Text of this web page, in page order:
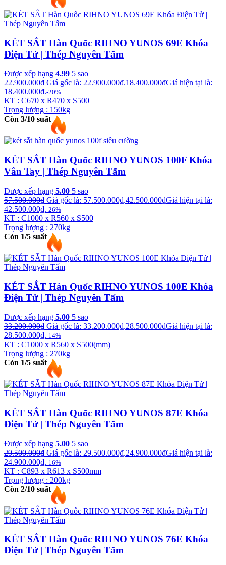
KÉT SẮT Hàn Quốc RIHNO YUNOS 69E Khóa
Điện Tử | Thép Nguyên Tấm
Được xếp hạng 4.99 5 sao
22.900.000₫ Giá gốc là: 22.900.000₫.18.400.000₫Giá hiện tại là:
18.400.000₫.-20%
KT : C670 x R470 x S500
Trọng lượng : 150kg
Còn 3/10 suất
KÉT SẮT Hàn Quốc RIHNO YUNOS 100F Khóa
Vân Tay | Thép Nguyên Tấm
Được xếp hạng 5.00 5 sao
57.500.000₫ Giá gốc là: 57.500.000₫.42.500.000₫Giá hiện tại là:
42.500.000₫.-26%
KT : C1000 x R560 x S500
Trọng lượng : 270kg
Còn 1/5 suất
KÉT SẮT Hàn Quốc RIHNO YUNOS 100E Khóa
Điện Tử | Thép Nguyên Tấm
Được xếp hạng 5.00 5 sao
33.200.000₫ Giá gốc là: 33.200.000₫.28.500.000₫Giá hiện tại là:
28.500.000₫.-14%
KT : C1000 x R560 x S500(mm)
Trọng lượng : 270kg
Còn 1/5 suất
KÉT SẮT Hàn Quốc RIHNO YUNOS 87E Khóa
Điện Tử | Thép Nguyên Tấm
Được xếp hạng 5.00 5 sao
29.500.000₫ Giá gốc là: 29.500.000₫.24.900.000₫Giá hiện tại là:
24.900.000₫.-16%
KT : C893 x R613 x S500mm
Trọng lượng : 200kg
Còn 2/10 suất
KÉT SẮT Hàn Quốc RIHNO YUNOS 76E Khóa
Điện Tử | Thép Nguyên Tấm